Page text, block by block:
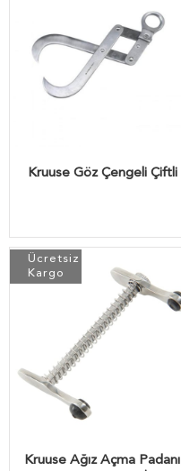
Kruuse Göz Çengeli Çiftli
Kruuse Ağız Açma Padanı
Ücretsiz
Kargo